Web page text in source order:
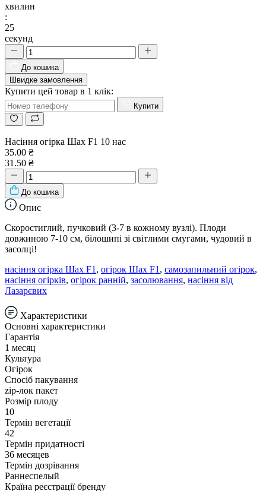
хвилин
:
24
секунд
До кошика
Швидке замовлення
Купити цей товар в 1 клік:
Купити
Насіння огірка Шах F1 10 нас
35.00 ₴
31.50 ₴
До кошика
Опис
Скоростиглий, пучковий (3-7 в кожному вузлі). Плоди
довжиною 7-10 см, білошипі зі світлими смугами, чудовий в
засолці!
насіння огірка Шах F1 , огірок Шах F1 , самозапильний огірок,
насіння огірків, огірок ранній, засолювання, насіння від
Лазарєвих
Характеристики
Основні характеристики
Гарантія
1 месяц
Культура
Огірок
Спосіб пакування
zip-лок пакет
Розмір плоду
10
Термін вегетації
42
Термін придатності
36 месяцев
Термін дозрівання
Раннеспелый
Країна реєстрації бренду